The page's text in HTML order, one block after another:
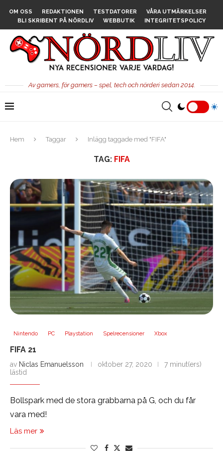
OM OSS REDAKTIONEN TESTDATORER
VÅRA UTMÄRKELSER
BLI SKRIBENT PÅ NÖRDLIV
WEBBUTIK INTEGRITETSPOLICY
Av gamers, för gamers – spel, tech och nörderi sedan 2014.
Hem Taggar Inlägg taggade med "FIFA"
TAG: FIFA
Nintendo PC Playstation Spelrecensioner Xbox
FIFA 21
av Niclas Emanuelsson oktober 27, 2020
7 minut(ers)
lästid
Bollspark med de stora grabbarna på G, och du får
vara med!
Läs mer